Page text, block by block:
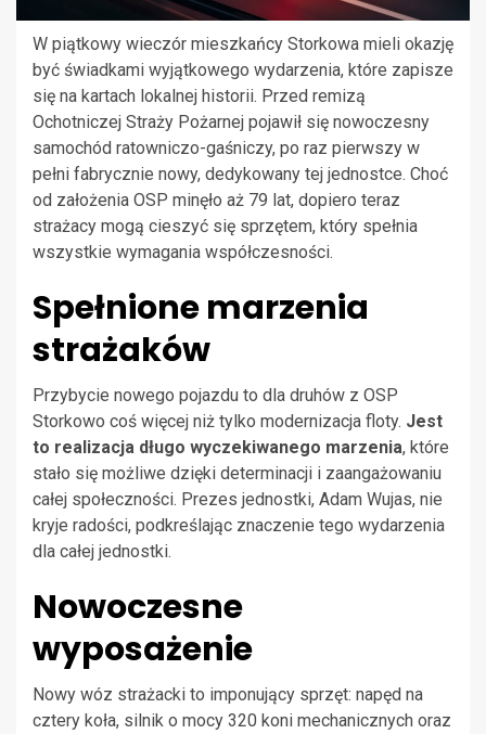
W piątkowy wieczór mieszkańcy Storkowa mieli okazję
być świadkami wyjątkowego wydarzenia, które zapisze
się na kartach lokalnej historii. Przed remizą
Ochotniczej Straży Pożarnej pojawił się nowoczesny
samochód ratowniczo-gaśniczy, po raz pierwszy w
pełni fabrycznie nowy, dedykowany tej jednostce. Choć
od założenia OSP minęło aż 79 lat, dopiero teraz
strażacy mogą cieszyć się sprzętem, który spełnia
wszystkie wymagania współczesności.
Spełnione marzenia
strażaków
Przybycie nowego pojazdu to dla druhów z OSP
Storkowo coś więcej niż tylko modernizacja floty. Jest
to realizacja długo wyczekiwanego marzenia, które
stało się możliwe dzięki determinacji i zaangażowaniu
całej społeczności. Prezes jednostki, Adam Wujas, nie
kryje radości, podkreślając znaczenie tego wydarzenia
dla całej jednostki.
Nowoczesne
wyposażenie
Nowy wóz strażacki to imponujący sprzęt: napęd na
cztery koła, silnik o mocy 320 koni mechanicznych oraz